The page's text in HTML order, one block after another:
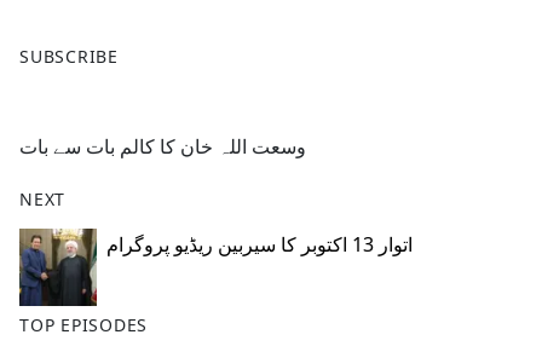
a
b
o
k
SUBSCRIBE
NEXT
اتوار 13 اکتوبر کا سیربین ریڈیو پروگرام
TOP EPISODES